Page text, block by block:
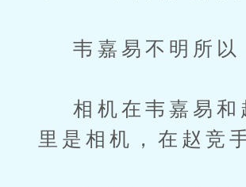
韦嘉易不明所以
相机在韦嘉易和
里是相机，在赵竞